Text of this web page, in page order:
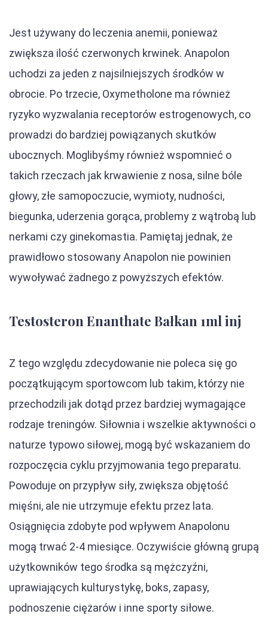
Jest używany do leczenia anemii, ponieważ
zwiększa ilość czerwonych krwinek. Anapolon
uchodzi za jeden z najsilniejszych środków w
obrocie. Po trzecie, Oxymetholone ma również
ryzyko wyzwalania receptorów estrogenowych, co
prowadzi do bardziej powiązanych skutków
ubocznych. Moglibyśmy również wspomnieć o
takich rzeczach jak krwawienie z nosa, silne bóle
głowy, złe samopoczucie, wymioty, nudności,
biegunka, uderzenia gorąca, problemy z wątrobą lub
nerkami czy ginekomastia. Pamiętaj jednak, że
prawidłowo stosowany Anapolon nie powinien
wywoływać żadnego z powyższych efektów.
Testosteron Enanthate Bałkan 1ml inj
Z tego względu zdecydowanie nie poleca się go
początkującym sportowcom lub takim, którzy nie
przechodzili jak dotąd przez bardziej wymagające
rodzaje treningów. Siłownia i wszelkie aktywności o
naturze typowo siłowej, mogą być wskazaniem do
rozpoczęcia cyklu przyjmowania tego preparatu.
Powoduje on przypływ siły, zwiększa objętość
mięśni, ale nie utrzymuje efektu przez lata.
Osiągnięcia zdobyte pod wpływem Anapolonu
mogą trwać 2-4 miesiące. Oczywiście główną grupą
użytkowników tego środka są mężczyźni,
uprawiających kulturystykę, boks, zapasy,
podnoszenie ciężarów i inne sporty siłowe.